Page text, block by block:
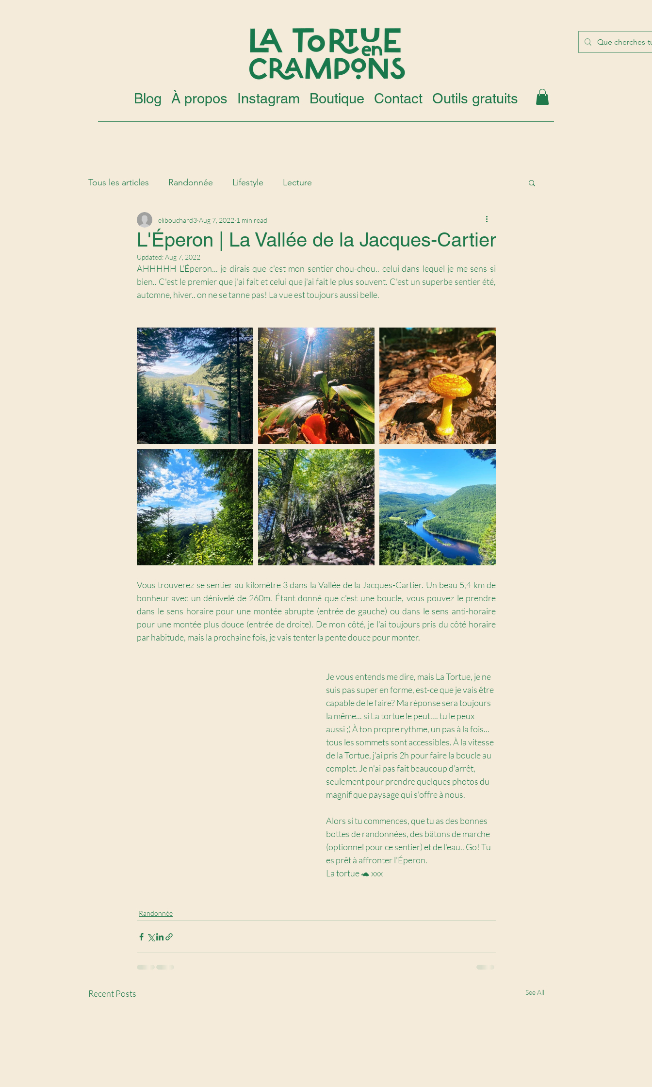
Blog À propos Instagram Boutique Contact Outils gratuits
Tous les articles Randonnée Lifestyle Lecture
L'Éperon | La Vallée de la Jacques-Cartier
elibouchard3 Aug 7, 2022 1 min read
Updated:Aug 7, 2022
AHHHHH L'Éperon... je dirais que c'est mon sentier chou-chou.. celui dans lequel je me sens si
bien.. C'est le premier que j'ai fait et celui que j'ai fait le plus souvent. C'est un superbe sentier été,
automne, hiver.. on ne se tanne pas! La vue est toujours aussi belle.
Vous trouverez se sentier au kilomètre 3 dans la Vallée de la Jacques-Cartier. Un beau 5,4 km de
bonheur avec un dénivelé de 260m. Étant donné que c'est une boucle, vous pouvez le prendre
dans le sens horaire pour une montée abrupte (entrée de gauche) ou dans le sens anti-horaire
pour une montée plus douce (entrée de droite). De mon côté, je l'ai toujours pris du côté horaire
par habitude, mais la prochaine fois, je vais tenter la pente douce pour monter.
Je vous entends me dire, mais La Tortue, je ne
suis pas super en forme, est-ce que je vais être
capable de le faire? Ma réponse sera toujours
la même... si La tortue le peut.... tu le peux
aussi ;) À ton propre rythme, un pas à la fois...
tous les sommets sont accessibles. À la vitesse
de la Tortue, j'ai pris 2h pour faire la boucle au
complet. Je n'ai pas fait beaucoup d'arrêt,
seulement pour prendre quelques photos du
magnifique paysage qui s'offre à nous.
Alors si tu commences, que tu as des bonnes
bottes de randonnées, des bâtons de marche
(optionnel pour ce sentier) et de l'eau.. Go! Tu
es prêt à affronter l'Éperon.
La tortue 🐢 xxx
Randonnée
Recent Posts See All